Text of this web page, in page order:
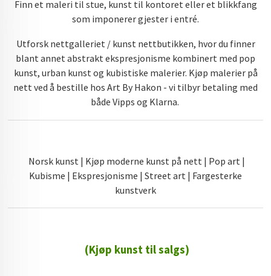
Finn et maleri til stue, kunst til kontoret eller et blikkfang
som imponerer gjester i entré.
Utforsk nettgalleriet / kunst nettbutikken, hvor du finner
blant annet abstrakt ekspresjonisme kombinert med pop
kunst, urban kunst og kubistiske malerier. Kjøp malerier på
nett ved å bestille hos Art By Hakon - vi tilbyr betaling med
både Vipps og Klarna.
Norsk kunst | Kjøp moderne kunst på nett | Pop art |
Kubisme | Ekspresjonisme | Street art | Fargesterke
kunstverk
(Kjøp kunst til salgs)